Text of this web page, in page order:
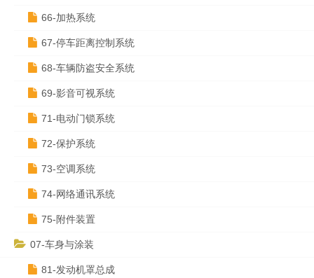
66-加热系统
67-停车距离控制系统
68-车辆防盗安全系统
69-影音可视系统
71-电动门锁系统
72-保护系统
73-空调系统
74-网络通讯系统
75-附件装置
07-车身与涂装
81-发动机罩总成